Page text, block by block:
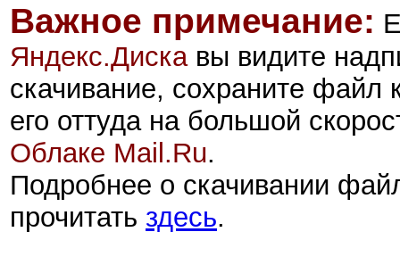
Важное примечание:
Яндекс.Дискавы видите
скачивание, сохраните файл
его оттуда на большой
Облаке Mail.Ru.
Подробнее о скачивании
прочитать здесь.